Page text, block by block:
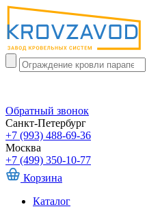
Обратный звонок
Санкт-Петербург
+7 (993) 488-69-36
Москва
+7 (499) 350-10-77
Корзина
Каталог